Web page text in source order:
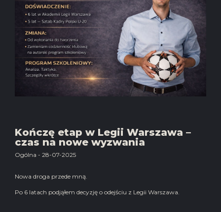
Kończę etap w Legii Warszawa –
czas na nowe wyzwania
Ogólna - 28-07-2025
Nowa droga przede mną.
Po 6 latach podjąłem decyzję o odejściu z Legii Warszawa.